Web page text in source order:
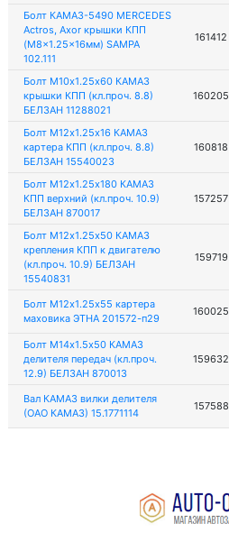
Болт КАМАЗ-5490 MERCEDES
Actros, Axor крышки КПП
(M8x1.25x16мм) SAMPA
102.111
161412
Болт М10х1.25х60 КАМАЗ
крышки КПП (кл.проч. 8.8)
БЕЛЗАН 11288021
160205
Болт М12х1.25х16 КАМАЗ
картера КПП (кл.проч. 8.8)
БЕЛЗАН 15540023
160818
Болт М12х1.25х180 КАМАЗ
КПП верхний (кл.проч. 10.9)
БЕЛЗАН 870017
157257
Болт М12х1.25х50 КАМАЗ
крепления КПП к двигателю
(кл.проч. 10.9) БЕЛЗАН
15540831
159719
Болт М12х1.25х55 картера
маховика ЭТНА 201572-п29
160025
Болт М14х1.5х50 КАМАЗ
делителя передач (кл.проч.
12.9) БЕЛЗАН 870013
159632
Вал КАМАЗ вилки делителя
(ОАО КАМАЗ) 15.1771114
157588